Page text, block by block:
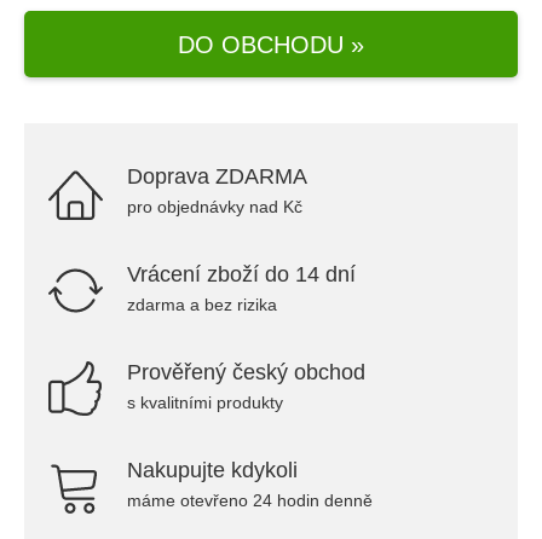
DO OBCHODU »
Doprava ZDARMA
pro objednávky nad Kč
Vrácení zboží do 14 dní
zdarma a bez rizika
Prověřený český obchod
s kvalitními produkty
Nakupujte kdykoli
máme otevřeno 24 hodin denně